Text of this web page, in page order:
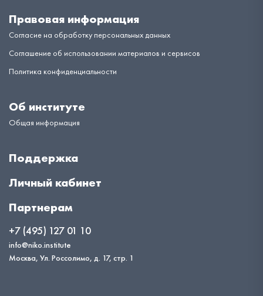
Правовая информация
Согласие на обработку персональных данных
Соглашение об использовании материалов и сервисов
Политика конфиденциальности
Об институте
Общая информация
Поддержка
Личный кабинет
Партнерам
+7 (495) 127 01 10
info@niko.institute
Москва, Ул. Россолимо, д. 17, стр. 1